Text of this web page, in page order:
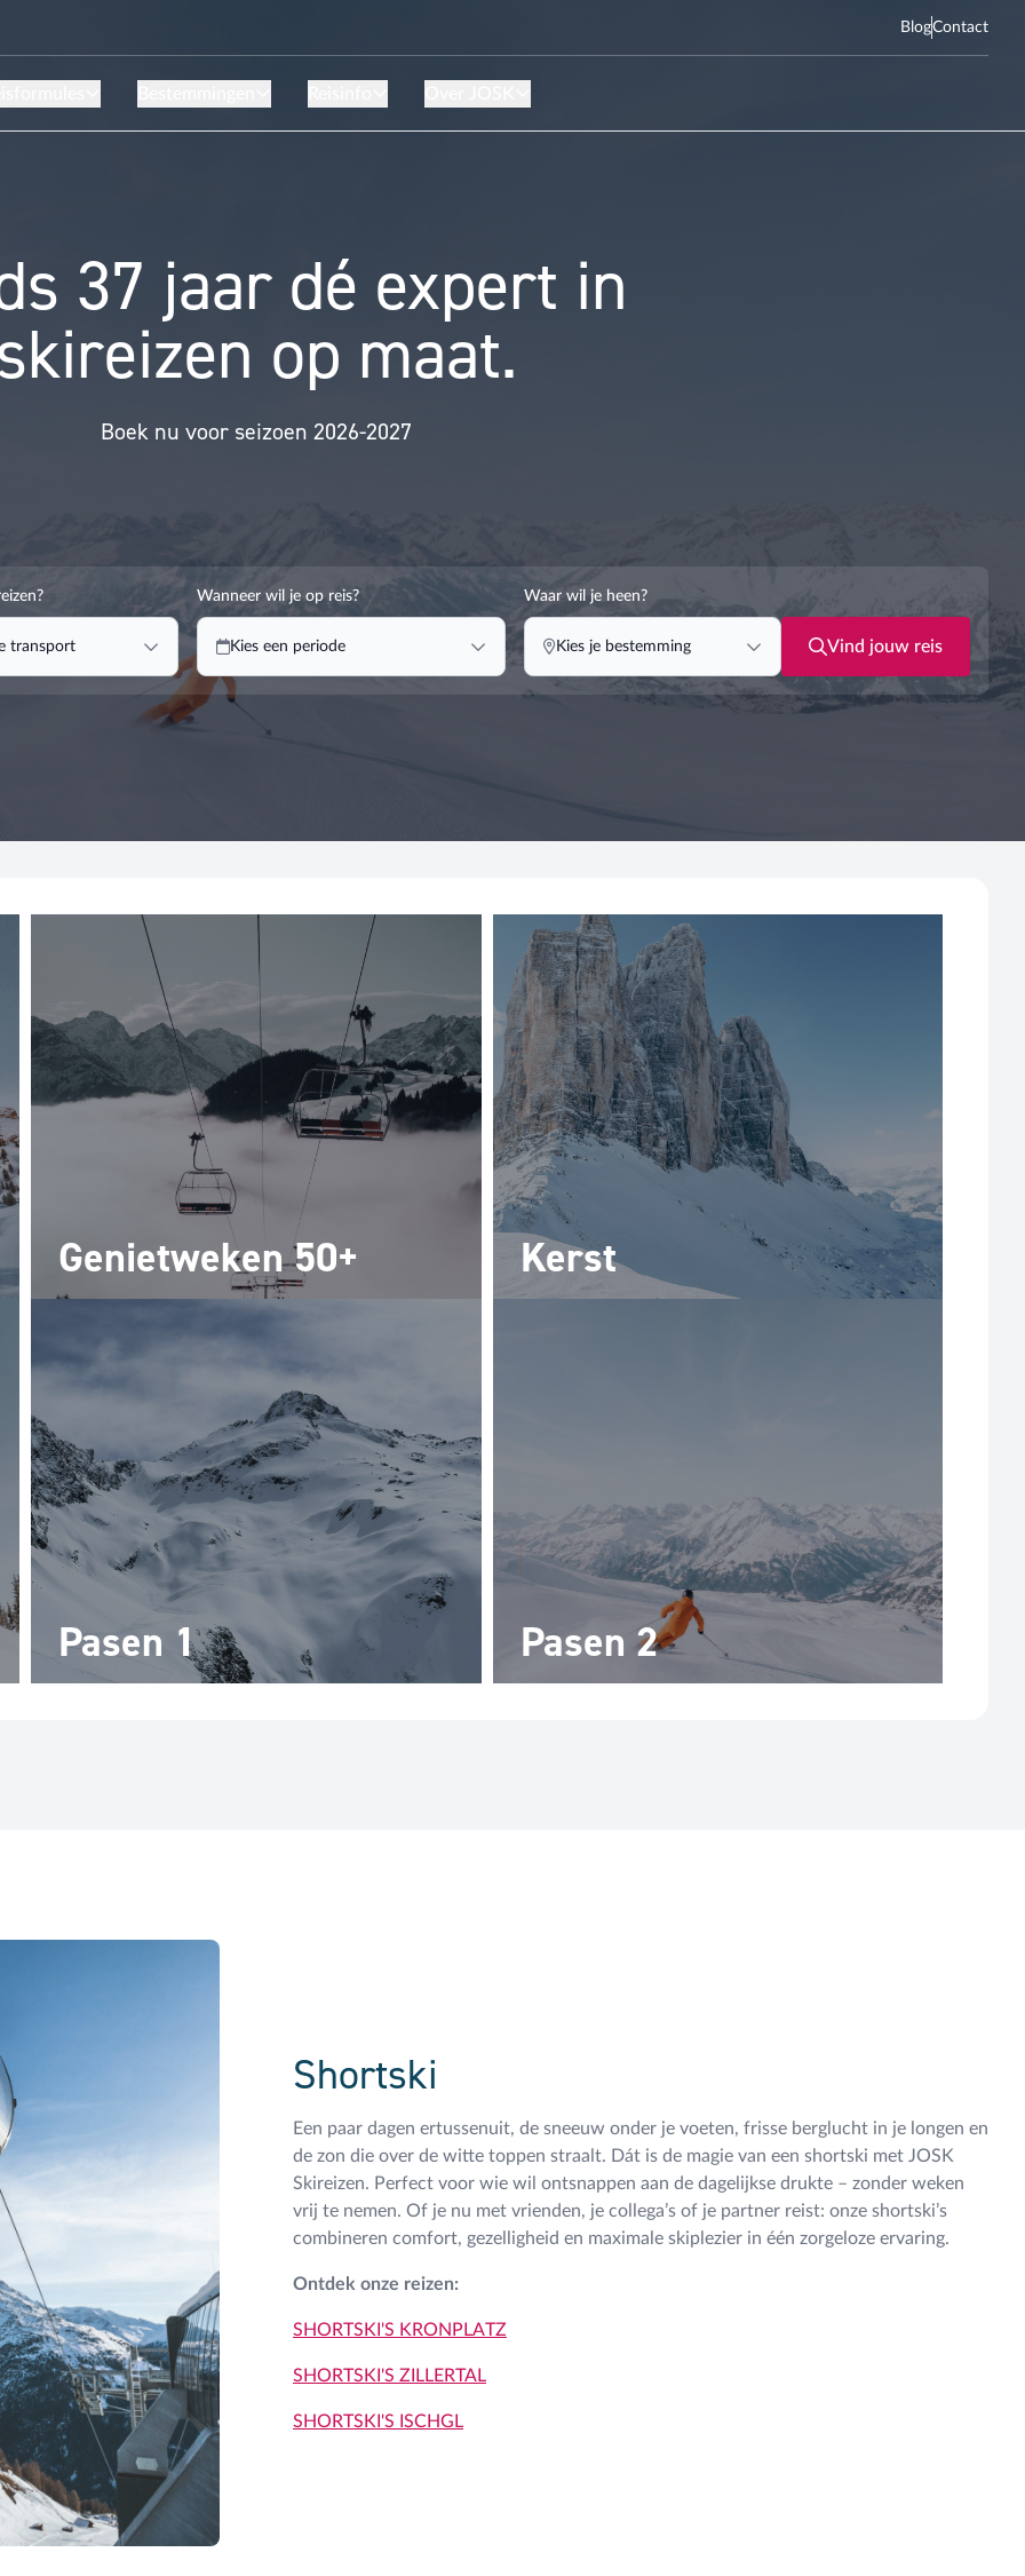
BlogContact
37 jaar dé expert in
op maat.
Boek nu voor seizoen 2026-2027
transport
Wanneer wil je op reis?
Kies een periode
Waar wil je heen?
Kies je bestemming Vind jouw reis
Genietweken 50+ Kerst
Pasen 1 Pasen 2
Shortski
Een paar dagen ertussenuit, de sneeuw onder je voeten, frisse berglucht in je longen en
de zon die over de witte toppen straalt. Dát is de magie van een shortski met JOSK
Skireizen. Perfect voor wie wil ontsnappen aan de dagelijkse drukte – zonder weken
vrij te nemen. Of je nu met vrienden, je collega’s of je partner reist: onze shortski’s
combineren comfort, gezelligheid en maximale skiplezier in één zorgeloze ervaring.
Ontdek onze reizen:
SHORTSKI'S KRONPLATZ
SHORTSKI'S ZILLERTAL
SHORTSKI'S ISCHGL